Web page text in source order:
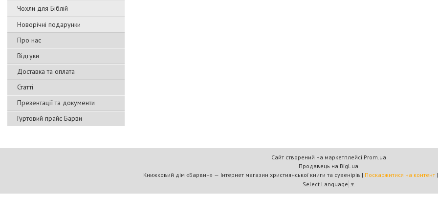
Чохли для Біблій
Новорічні подарунки
Про нас
Відгуки
Доставка та оплата
Статті
Презентації та документи
Гуртовий прайс Барви
Сайт створений на маркетплейсі Prom.ua
Продавець на Bigl.ua
Книжковий дім «Барви+» — Інтернет магазин християнської книги та сувенірів | Поскаржитися на контент |
Select Language ▼